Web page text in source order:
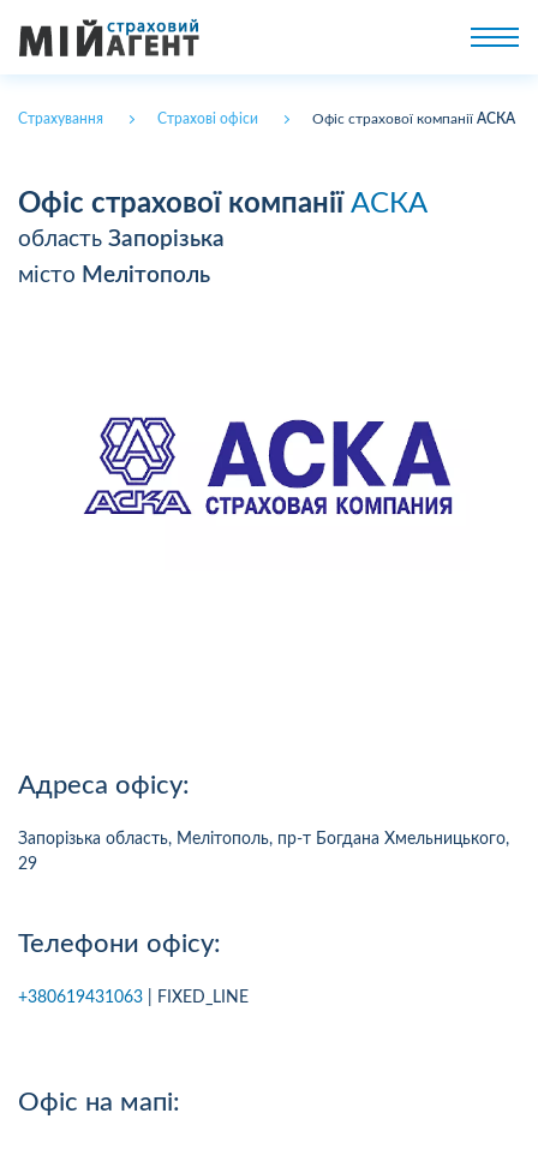
Страхування Страхові офіси Офіс страхової компанії АСКА
Офіс страхової компанії АСКА
область Запорізька
місто Мелітополь
Адреса офісу:
Запорізька область, Мелітополь, пр-т Богдана Хмельницького,
29
Телефони офісу:
+380619431063 | FIXED_LINE
Офіс на мапі: